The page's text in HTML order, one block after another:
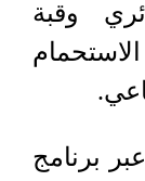
وقبة
برنامج